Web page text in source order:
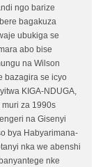
ngo barize
bagakuza
ubukiga se
abo bise
na Wilson
bazagira se icyo
KIGA-NDUGA,
za 1990s
na Gisenyi
bya Habyarimana-
nka we abenshi
nke